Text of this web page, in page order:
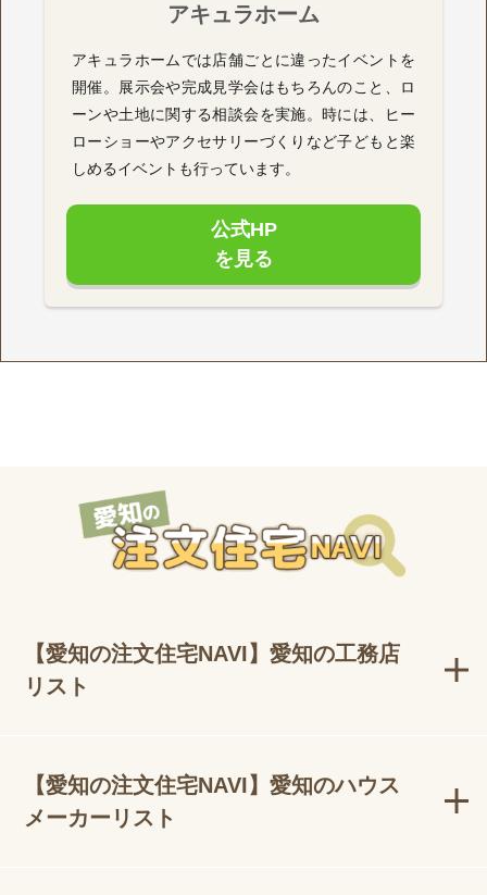
アキュラホーム
アキュラホームでは店舗ごとに違ったイベントを
開催。展示会や完成見学会はもちろんのこと、ロ
ーンや土地に関する相談会を実施。時には、ヒー
ローショーやアクセサリーづくりなど子どもと楽
しめるイベントも行っています。
公式HP
を見る
【愛知の注文住宅NAVI】愛知の工務店
リスト
【愛知の注文住宅NAVI】愛知のハウス
メーカーリスト